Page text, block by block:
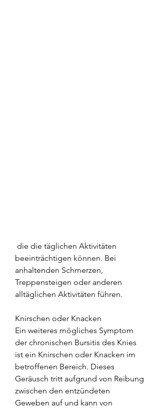
beeinträchtigen können. Bei
anhaltenden Schmerzen,
Treppensteigen oder anderen
alltäglichen Aktivitäten führen.
Knirschen oder Knacken
Ein weiteres mögliches Symptom
der chronischen Bursitis des Knies
ist ein Knirschen oder Knacken im
betroffenen Bereich. Dieses
Geräusch tritt aufgrund von Reibung
zwischen den entzündeten
Geweben auf und kann von